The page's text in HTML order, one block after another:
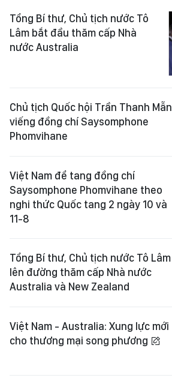
Tổng Bí thư, Chủ tịch nước Tô
Lâm bắt đầu thăm cấp Nhà
nước Australia
Chủ tịch Quốc hội Trần Thanh Mẫn
viếng đồng chí Saysomphone
Phomvihane
Việt Nam để tang đồng chí
Saysomphone Phomvihane theo
nghi thức Quốc tang 2 ngày 10 và
11-8
Tổng Bí thư, Chủ tịch nước Tô Lâm
lên đường thăm cấp Nhà nước
Australia và New Zealand
Việt Nam - Australia: Xung lực mới
cho thương mại song phương